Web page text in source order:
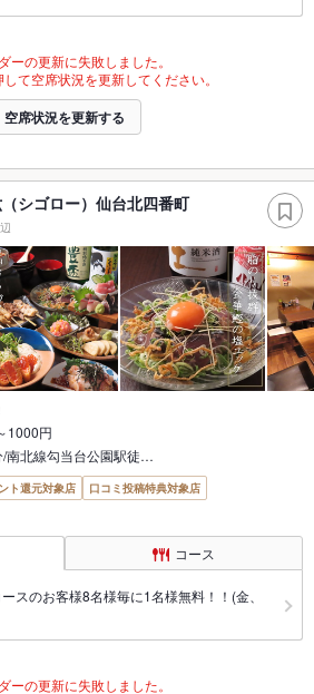
ーの更新に失敗しました。
て空席状況を更新してください。
空席状況を更新する
シゴロー）仙台北四番町
1000円
南北線勾当台公園駅徒…
ト還元対象店
口コミ投稿特典対象店
コース
スのお客様8名様毎に1名様無料！！(金、
ーの更新に失敗しました。